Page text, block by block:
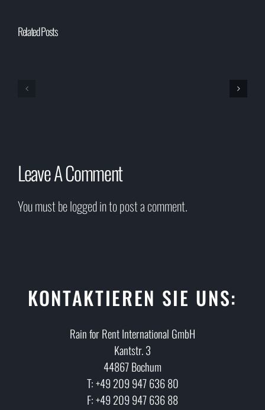
Related Posts
Leave A Comment
You must belogged into post a comment.
KONTAKTIEREN SIE UNS:
Rain for Rent International GmbH
Kantstr. 3
44867 Bochum
T: +49 209 947 636 80
F: +49 209 947 636 88